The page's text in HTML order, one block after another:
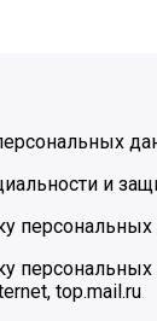
и
top.mail.ru